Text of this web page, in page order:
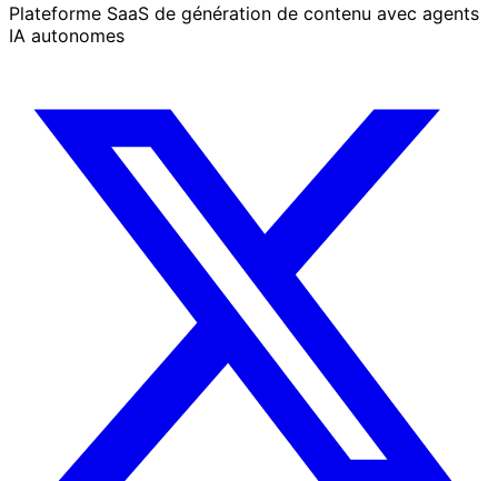
Plateforme SaaS de génération de contenu avec agents
IA autonomes